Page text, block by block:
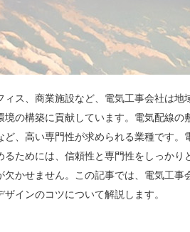
ィス、商業施設など、電気工事会社は地
境の構築に貢献しています。電気配線の
ど、高い専門性が求められる業種です。
るためには、信頼性と専門性をしっかり
欠かせません。この記事では、電気工事
インのコツについて解説します。